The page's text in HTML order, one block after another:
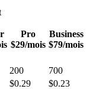
Pro
$29/mois
Business
$79/mois
200
700
$0.29
$0.23